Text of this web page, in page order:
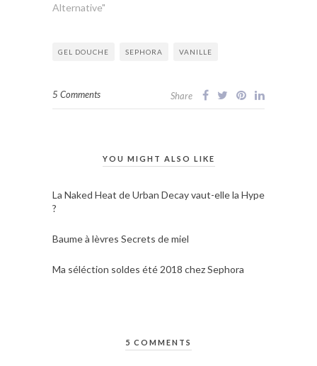
Alternative"
GEL DOUCHE SEPHORA VANILLE
5 Comments Share
YOU MIGHT ALSO LIKE
La Naked Heat de Urban Decay vaut-elle la Hype
?
Baume à lèvres Secrets de miel
Ma séléction soldes été 2018 chez Sephora
5 COMMENTS